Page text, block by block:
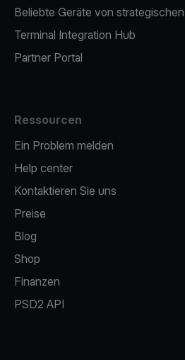
Beliebte Geräte von
Terminal Integration Hub
Partner Portal
Ressourcen
Ein Problem melden
Help center
Kontaktieren Sie uns
Preise
Blog
Shop
Finanzen
PSD2 API